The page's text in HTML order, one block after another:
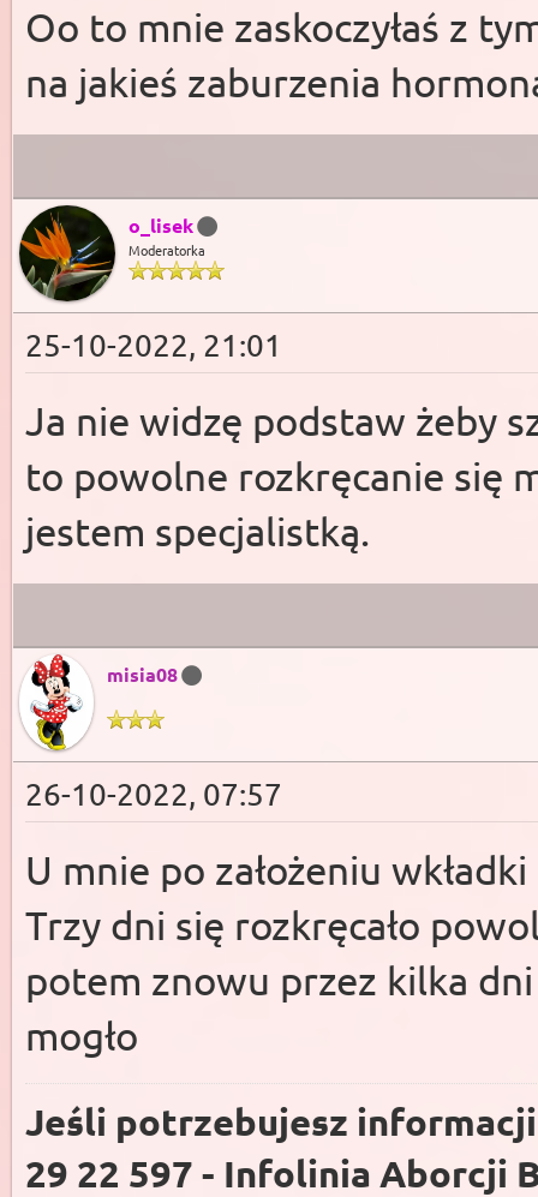
Oo to mnie zaskoczyłaś z
na jakieś zaburzenia
o_lisek
Moderatorka
25-10-2022, 21:01
Ja nie widzę podstaw żeby
to powolne rozkręcanie się
jestem specjalistką.
misia08
26-10-2022, 07:57
U mnie po założeniu
Trzy dni się rozkręcało
potem znowu przez kilka dni
mogło
Jeśli potrzebujesz
29 22 597 - Infolinia Aborcji